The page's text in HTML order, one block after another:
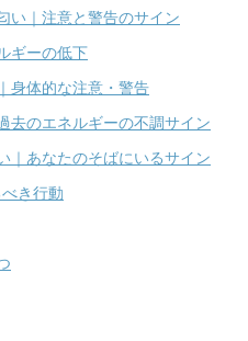
い｜注意と警告のサイン
ギーの低下
身体的な注意・警告
去のエネルギーの不調サイン
｜あなたのそばにいるサイン
き行動